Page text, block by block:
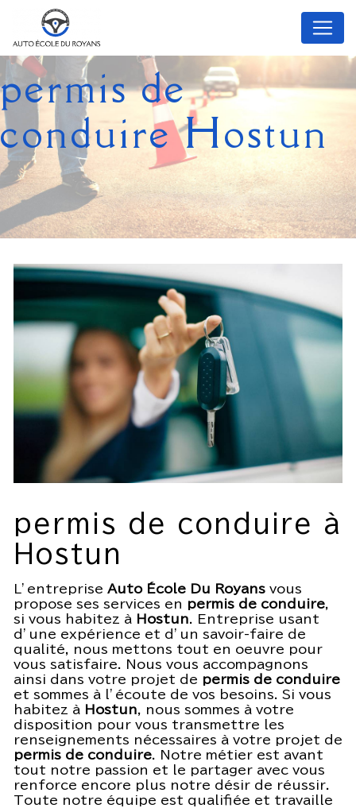
permis de
conduire Hostun
permis de conduire à
Hostun
L’entreprise Auto École Du Royans vous
propose ses services en permis de conduire,
si vous habitez à
Hostun. Entreprise usant
d’une expérience et d’un savoir-faire de
qualité, nous mettons tout en oeuvre pour
vous satisfaire. Nous vous accompagnons
ainsi dans votre projet de permis de conduire
et sommes à l’écoute de vos besoins. Si vous
habitez à
Hostun, nous sommes à votre
disposition pour vous transmettre les
renseignements nécessaires à votre projet de
permis de conduire. Notre métier est avant
tout notre passion et le partager avec vous
renforce encore plus notre désir de réussir.
Toute notre équipe est qualifiée et travaille
Panneau de gestion des cookies